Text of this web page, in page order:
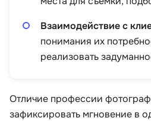
Взаимодействие с
понимания их
реализовать
Отличие профессии
зафиксировать мгновение в